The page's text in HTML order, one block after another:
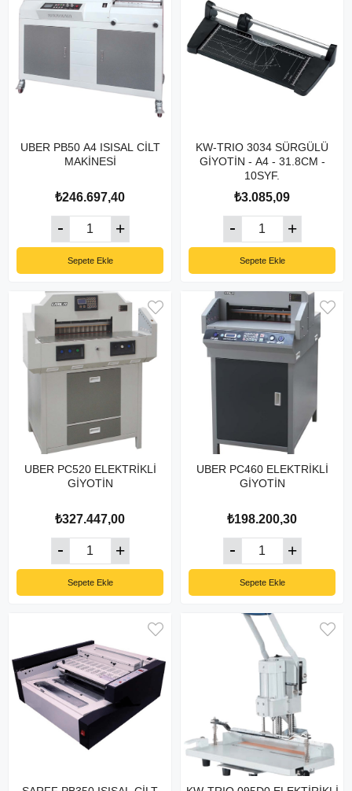
UBER PB50 A4 ISISAL CİLT
MAKİNESİ
₺246.697,40
Sepete Ekle
KW-TRIO 3034 SÜRGÜLÜ
GİYOTİN - A4 - 31.8CM -
10SYF.
₺3.085,09
Sepete Ekle
UBER PC520 ELEKTRİKLİ
GİYOTİN
₺327.447,00
Sepete Ekle
UBER PC460 ELEKTRİKLİ
GİYOTİN
₺198.200,30
Sepete Ekle